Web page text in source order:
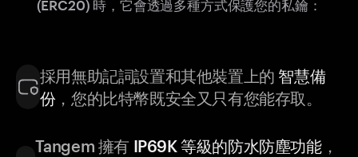
(ERC20) 時，它會透過多種方式保護您的私鑰：
採用無助記詞設置和其他裝置上的 智慧備
份，您的比特幣既安全又只有您能存取。
Tangem 擁有 IP69K 等級的防水防塵功能，